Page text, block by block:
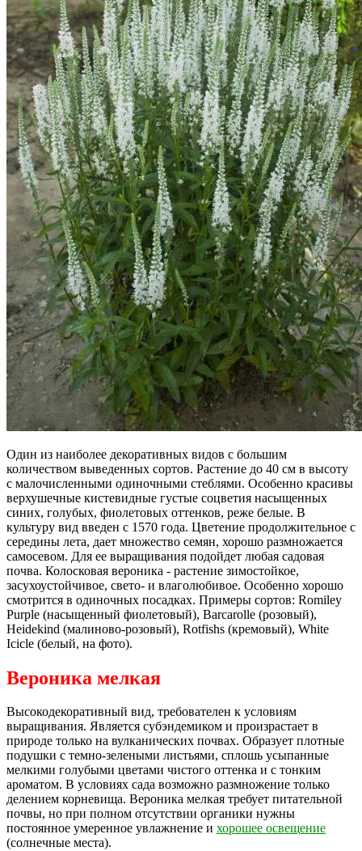
Один из наиболее декоративных видов с большим
количеством выведенных сортов. Растение до 40 см в высоту
с малочисленными одиночными стеблями. Особенно красивы
верхушечные кистевидные густые соцветия насыщенных
синих, голубых, фиолетовых оттенков, реже белые. В
культуру вид введен с 1570 года. Цветение продолжительное с
середины лета, дает множество семян, хорошо размножается
самосевом. Для ее выращивания подойдет любая садовая
почва. Колосковая вероника - растение зимостойкое,
засухоустойчивое, свето- и влаголюбивое. Особенно хорошо
смотрится в одиночных посадках. Примеры сортов: Romiley
Purple (насыщенный фиолетовый), Barcarolle (розовый),
Heidekind (малиново-розовый), Rotfishs (кремовый), White
Icicle (белый, на фото).
Вероника мелкая
Высокодекоративный вид, требователен к условиям
выращивания. Является субэндемиком и произрастает в
природе только на вулканических почвах. Образует плотные
подушки с темно-зелеными листьями, сплошь усыпанные
мелкими голубыми цветами чистого оттенка и с тонким
ароматом. В условиях сада возможно размножение только
делением корневища. Вероника мелкая требует питательной
почвы, но при полном отсутствии органики нужны
постоянное умеренное увлажнение и хорошее освещение
(солнечные места).